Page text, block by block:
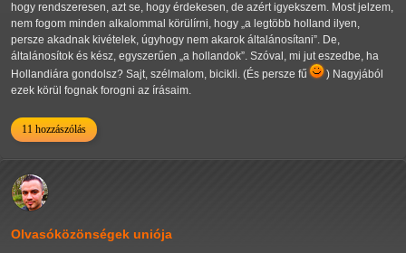
hogy rendszeresen, azt se, hogy érdekesen, de azért igyekszem. Most jelzem,
nem fogom minden alkalommal körülírni, hogy a legtöbb holland ilyen,
persze akadnak kivételek, úgyhogy nem akarok általánosítani . De,
általánosítok és kész, egyszerűen a hollandok . Szóval, mi jut eszedbe, ha
Hollandiára gondolsz? Sajt, szélmalom, bicikli. (És persze fű
) Nagyjából
ezek körül fognak forogni az írásaim.
11 hozzászólás
Olvasóközönségek uniója